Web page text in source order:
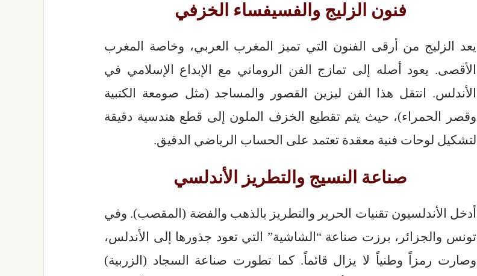
فنون الزليج والفسيفساء الخزفي
يعد الزليج من أرقى الفنون التي تميز المغرب العربي، وخاصة المغرب
الأقصى. يعود أصله إلى تمازج الفن الروماني مع الإبداع الإسلامي في
الأندلس. انتقل هذا الفن ليزين القصور والمساجد (مثل صومعة الكتبية
وقصر الحمراء)، حيث يتم تقطيع الخزف الملون إلى قطع هندسية دقيقة
لتشكيل لوحات فنية معقدة تعتمد على الحساب الرياضي الدقيق.
صناعة النسيج والتطريز الأندلسي
أدخل الأندلسيون تقنيات الحرير والتطريز بالذهب والفضة (المقصب). وفي
تونس والجزائر، برزت صناعة “الشاشية” التي تعود جذورها إلى الأندلس،
وصارت رمزاً وطنياً لا يزال قائماً. كما تطورت صناعة السجاد (الزربية)